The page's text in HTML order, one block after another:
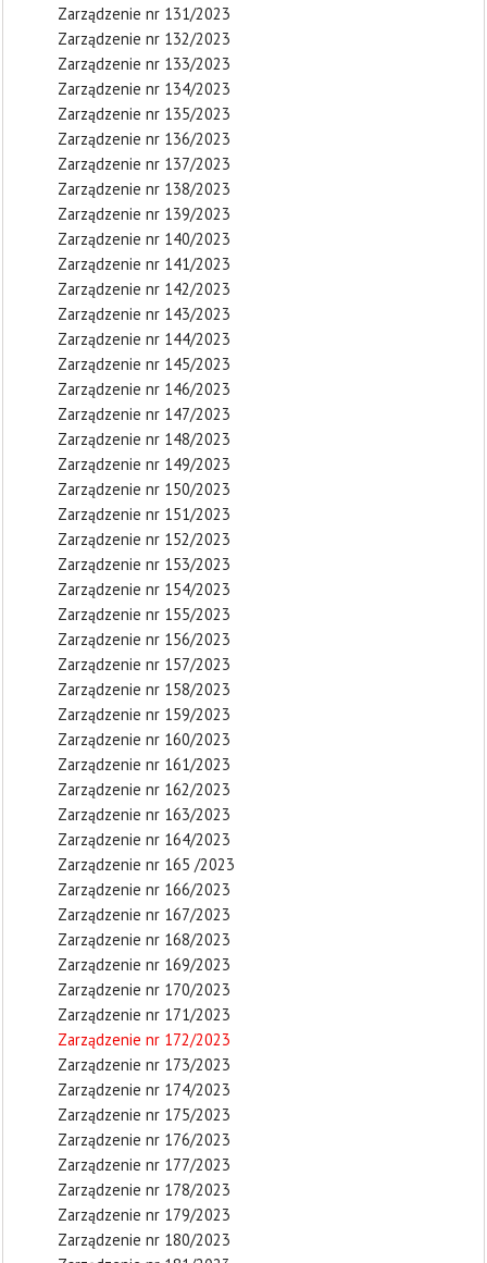
Zarządzenie nr 131/2023
Zarządzenie nr 132/2023
Zarządzenie nr 133/2023
Zarządzenie nr 134/2023
Zarządzenie nr 135/2023
Zarządzenie nr 136/2023
Zarządzenie nr 137/2023
Zarządzenie nr 138/2023
Zarządzenie nr 139/2023
Zarządzenie nr 140/2023
Zarządzenie nr 141/2023
Zarządzenie nr 142/2023
Zarządzenie nr 143/2023
Zarządzenie nr 144/2023
Zarządzenie nr 145/2023
Zarządzenie nr 146/2023
Zarządzenie nr 147/2023
Zarządzenie nr 148/2023
Zarządzenie nr 149/2023
Zarządzenie nr 150/2023
Zarządzenie nr 151/2023
Zarządzenie nr 152/2023
Zarządzenie nr 153/2023
Zarządzenie nr 154/2023
Zarządzenie nr 155/2023
Zarządzenie nr 156/2023
Zarządzenie nr 157/2023
Zarządzenie nr 158/2023
Zarządzenie nr 159/2023
Zarządzenie nr 160/2023
Zarządzenie nr 161/2023
Zarządzenie nr 162/2023
Zarządzenie nr 163/2023
Zarządzenie nr 164/2023
Zarządzenie nr 165 /2023
Zarządzenie nr 166/2023
Zarządzenie nr 167/2023
Zarządzenie nr 168/2023
Zarządzenie nr 169/2023
Zarządzenie nr 170/2023
Zarządzenie nr 171/2023
Zarządzenie nr 172/2023
Zarządzenie nr 173/2023
Zarządzenie nr 174/2023
Zarządzenie nr 175/2023
Zarządzenie nr 176/2023
Zarządzenie nr 177/2023
Zarządzenie nr 178/2023
Zarządzenie nr 179/2023
Zarządzenie nr 180/2023